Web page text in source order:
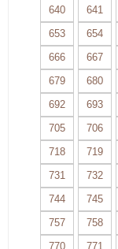
640
641
653
654
666
667
679
680
692
693
705
706
718
719
731
732
744
745
757
758
770
771